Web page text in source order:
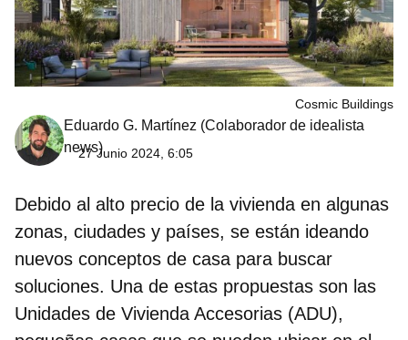
Cosmic Buildings
Eduardo G. Martínez (Colaborador de idealista
news)
27 Junio 2024, 6:05
Debido al alto precio de la vivienda en algunas
zonas, ciudades y países, se están ideando
nuevos conceptos de casa para buscar
soluciones. Una de estas propuestas son las
Unidades de Vivienda Accesorias (ADU),